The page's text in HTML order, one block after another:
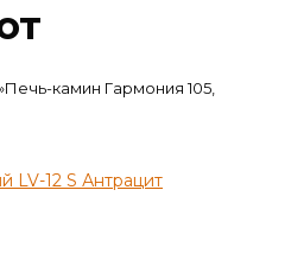
Печь-камин Гармония 105,